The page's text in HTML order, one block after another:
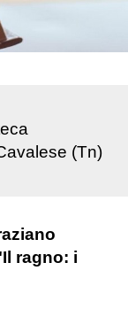
(Tn)
ragno: i